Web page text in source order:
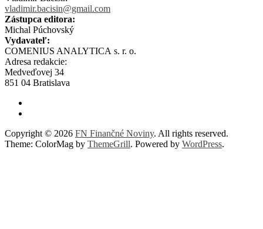
vladimir.bacisin@gmail.com
Zástupca editora:
Michal Púchovský
Vydavateľ:
COMENIUS ANALYTICA s. r. o.
Adresa redakcie:
Medveďovej 34
851 04 Bratislava
Copyright © 2026 FN Finančné Noviny. All rights reserved.
Theme: ColorMag by ThemeGrill. Powered by WordPress.